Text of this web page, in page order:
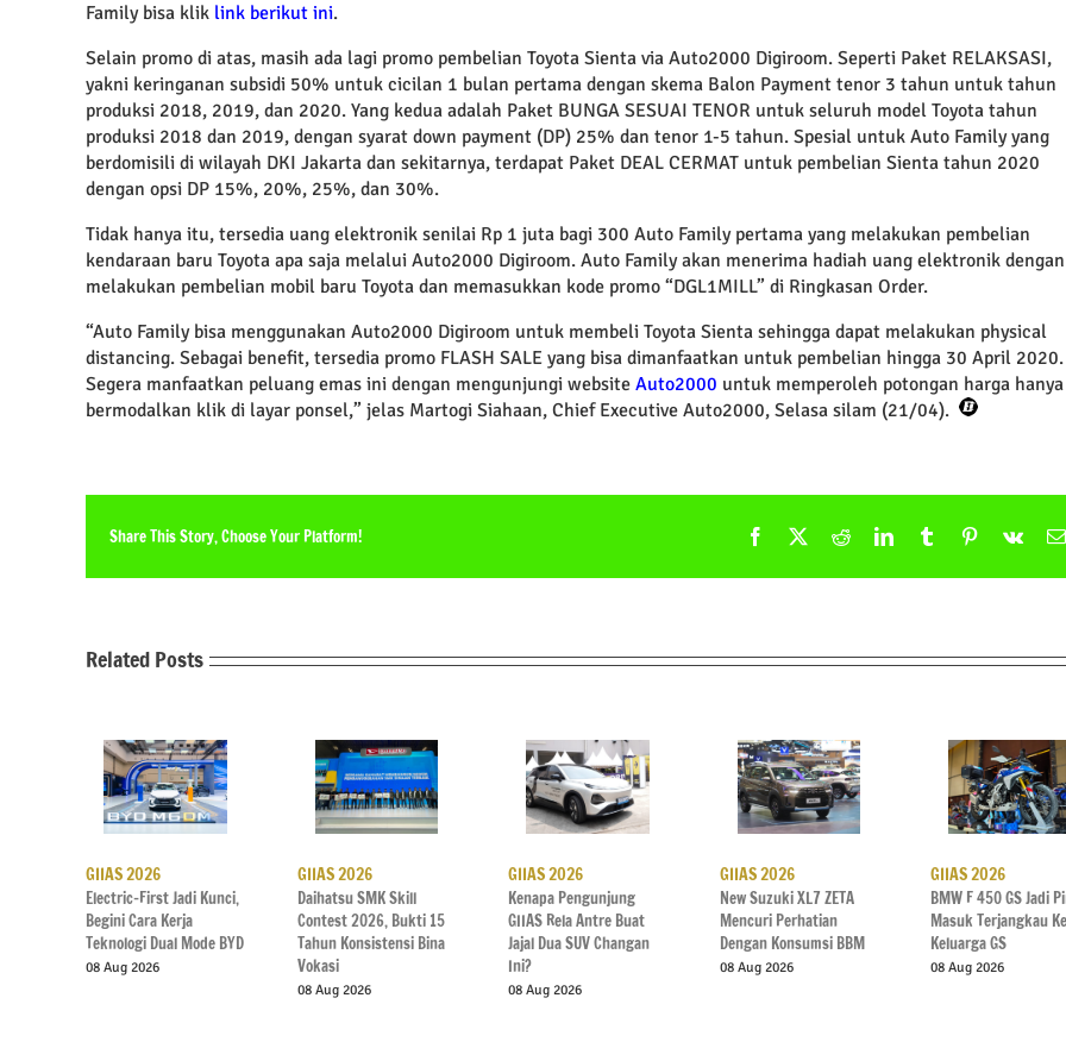
Family bisa klik link berikut ini.
Selain promo di atas, masih ada lagi promo pembelian Toyota Sienta via Auto2000 Digiroom. Seperti Paket RELAKSASI,
yakni keringanan subsidi 50% untuk cicilan 1 bulan pertama dengan skema Balon Payment tenor 3 tahun untuk tahun
produksi 2018, 2019, dan 2020. Yang kedua adalah Paket BUNGA SESUAI TENOR untuk seluruh model Toyota tahun
produksi 2018 dan 2019, dengan syarat down payment (DP) 25% dan tenor 1-5 tahun. Spesial untuk Auto Family yang
berdomisili di wilayah DKI Jakarta dan sekitarnya, terdapat Paket DEAL CERMAT untuk pembelian Sienta tahun 2020
dengan opsi DP 15%, 20%, 25%, dan 30%.
Tidak hanya itu, tersedia uang elektronik senilai Rp 1 juta bagi 300 Auto Family pertama yang melakukan pembelian
kendaraan baru Toyota apa saja melalui Auto2000 Digiroom. Auto Family akan menerima hadiah uang elektronik dengan
melakukan pembelian mobil baru Toyota dan memasukkan kode promo “DGL1MILL” di Ringkasan Order.
“Auto Family bisa menggunakan Auto2000 Digiroom untuk membeli Toyota Sienta sehingga dapat melakukan physical
distancing. Sebagai benefit, tersedia promo FLASH SALE yang bisa dimanfaatkan untuk pembelian hingga 30 April 2020.
Segera manfaatkan peluang emas ini dengan mengunjungi website Auto2000 untuk memperoleh potongan harga hanya
bermodalkan klik di layar ponsel,” jelas Martogi Siahaan, Chief Executive Auto2000, Selasa silam (21/04).
Share This Story, Choose Your Platform! Facebook RedditLinkedInTumblr Pinterest
Vk
Related Posts
GIIAS 2026
Electric-First Jadi Kunci,
Begini Cara Kerja
Teknologi Dual Mode BYD
08 Aug 2026
GIIAS 2026
Daihatsu SMK Skill
Contest 2026, Bukti 15
Tahun Konsistensi Bina
Vokasi
08 Aug 2026
GIIAS 2026
Kenapa Pengunjung
GIIAS Rela Antre Buat
Jajal Dua SUV Changan
Ini?
08 Aug 2026
GIIAS 2026
New Suzuki XL7 ZETA
Mencuri Perhatian
Dengan Konsumsi BBM
08 Aug 2026
GIIAS 2026
BMW F 450 GS Jadi
Masuk Terjangkau
Keluarga GS
08 Aug 2026